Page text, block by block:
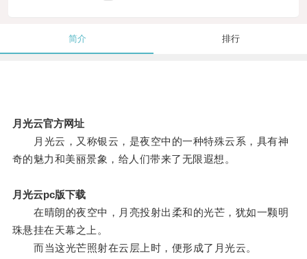
简介 排行
月光云官方网址
月光云，又称银云，是夜空中的一种特殊云系，具有神
奇的魅力和美丽景象，给人们带来了无限遐想。
月光云pc版下载
在晴朗的夜空中，月亮投射出柔和的光芒，犹如一颗明
珠悬挂在天幕之上。
而当这光芒照射在云层上时，便形成了月光云。